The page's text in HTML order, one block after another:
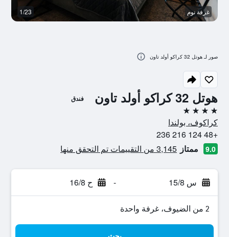
هوتل 32 كراكو أولد تاون فندق
4 نجوم
كراكوف، بولندا
+48 124 216 236
9.0 ممتاز 3,145 من التقييمات تم التحقق منها
س 15/8 - ح 16/8
2 من الضيوف، غرفة واحدة
غرفة نوم 1/23
صور لـ هوتل 32 كراكو أولد تاون